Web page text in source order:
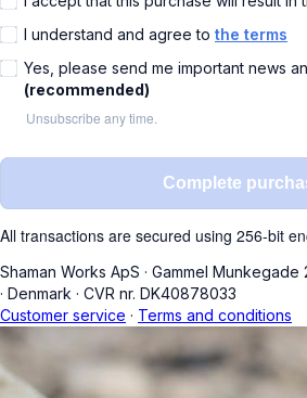
I understand and agree to the terms
Yes, please send me important news
(recommended)
Unsubscribe any time.
Complete
All transactions are secured using 256-bit
Shaman Works ApS · Gammel Munkegade
· Denmark · CVR nr. DK40878033
Customer service · Terms and conditions